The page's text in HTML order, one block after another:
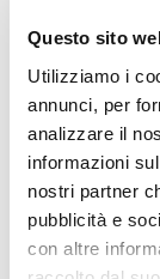
Questo sito
Utilizziamo i
annunci, per
analizzare il
informazioni
nostri partner
pubblicità e
con altre
ELEVATORI .
Elenco
Codice
Procedura
Affidamento
Aziendale